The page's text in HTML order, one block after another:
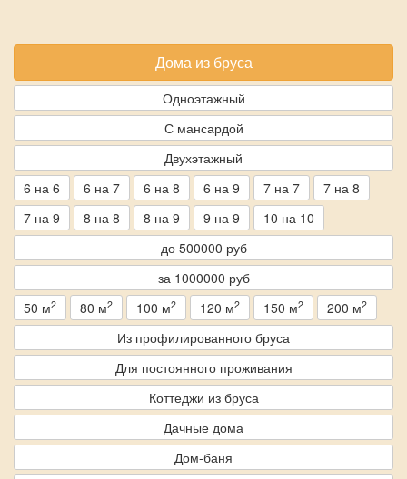
Дома из бруса
Одноэтажный
С мансардой
Двухэтажный
6 на 6
6 на 7 6 на 8 6 на 9 7 на 7
7 на 8
7 на 9
8 на 8 8 на 9 9 на 9
10 на 10
до 500000 руб
за 1000000 руб
50 м2 80 м2 100 м2 120 м2 150 м2 200 м2
Из профилированного бруса
Для постоянного проживания
Коттеджи из бруса
Дачные дома
Дом-баня